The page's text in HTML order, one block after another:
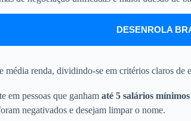
DESENROLA
média renda, dividindo-se em critérios claros de
em pessoas que ganham até 5 salários mínimos
negativados e desejam limpar o nome.